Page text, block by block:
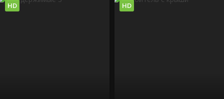
HD HD